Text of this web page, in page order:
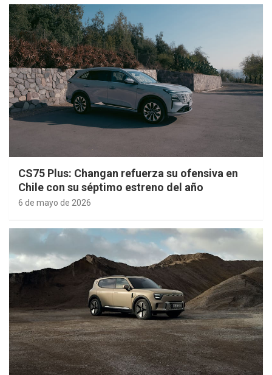
CS75 Plus: Changan refuerza su ofensiva en
Chile con su séptimo estreno del año
6 de mayo de 2026